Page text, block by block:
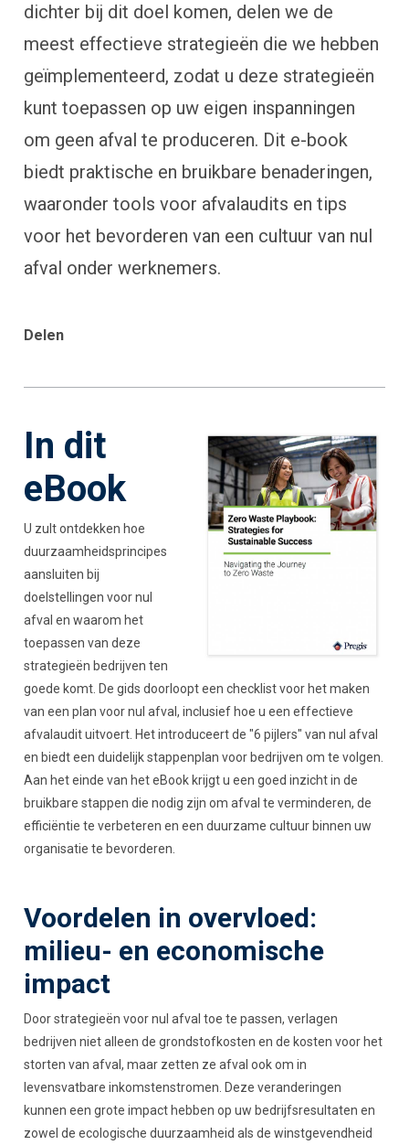
dichter bij dit doel komen, delen we de
meest effectieve strategieën die we hebben
geïmplementeerd, zodat u deze strategieën
kunt toepassen op uw eigen inspanningen
om geen afval te produceren. Dit e-book
biedt praktische en bruikbare benaderingen,
waaronder tools voor afvalaudits en tips
voor het bevorderen van een cultuur van nul
afval onder werknemers.
Delen
In dit
eBook
U zult ontdekken hoe
duurzaamheidsprincipes
aansluiten bij
doelstellingen voor nul
afval en waarom het
toepassen van deze
strategieën bedrijven ten
goede komt. De gids doorloopt een checklist voor het maken
van een plan voor nul afval, inclusief hoe u een effectieve
afvalaudit uitvoert. Het introduceert de "6 pijlers" van nul afval
en biedt een duidelijk stappenplan voor bedrijven om te volgen.
Aan het einde van het eBook krijgt u een goed inzicht in de
bruikbare stappen die nodig zijn om afval te verminderen, de
efficiëntie te verbeteren en een duurzame cultuur binnen uw
organisatie te bevorderen.
Voordelen in overvloed:
milieu- en economische
impact
Door strategieën voor nul afval toe te passen, verlagen
bedrijven niet alleen de grondstofkosten en de kosten voor het
storten van afval, maar zetten ze afval ook om in
levensvatbare inkomstenstromen. Deze veranderingen
kunnen een grote impact hebben op uw bedrijfsresultaten en
zowel de ecologische duurzaamheid als de winstgevendheid